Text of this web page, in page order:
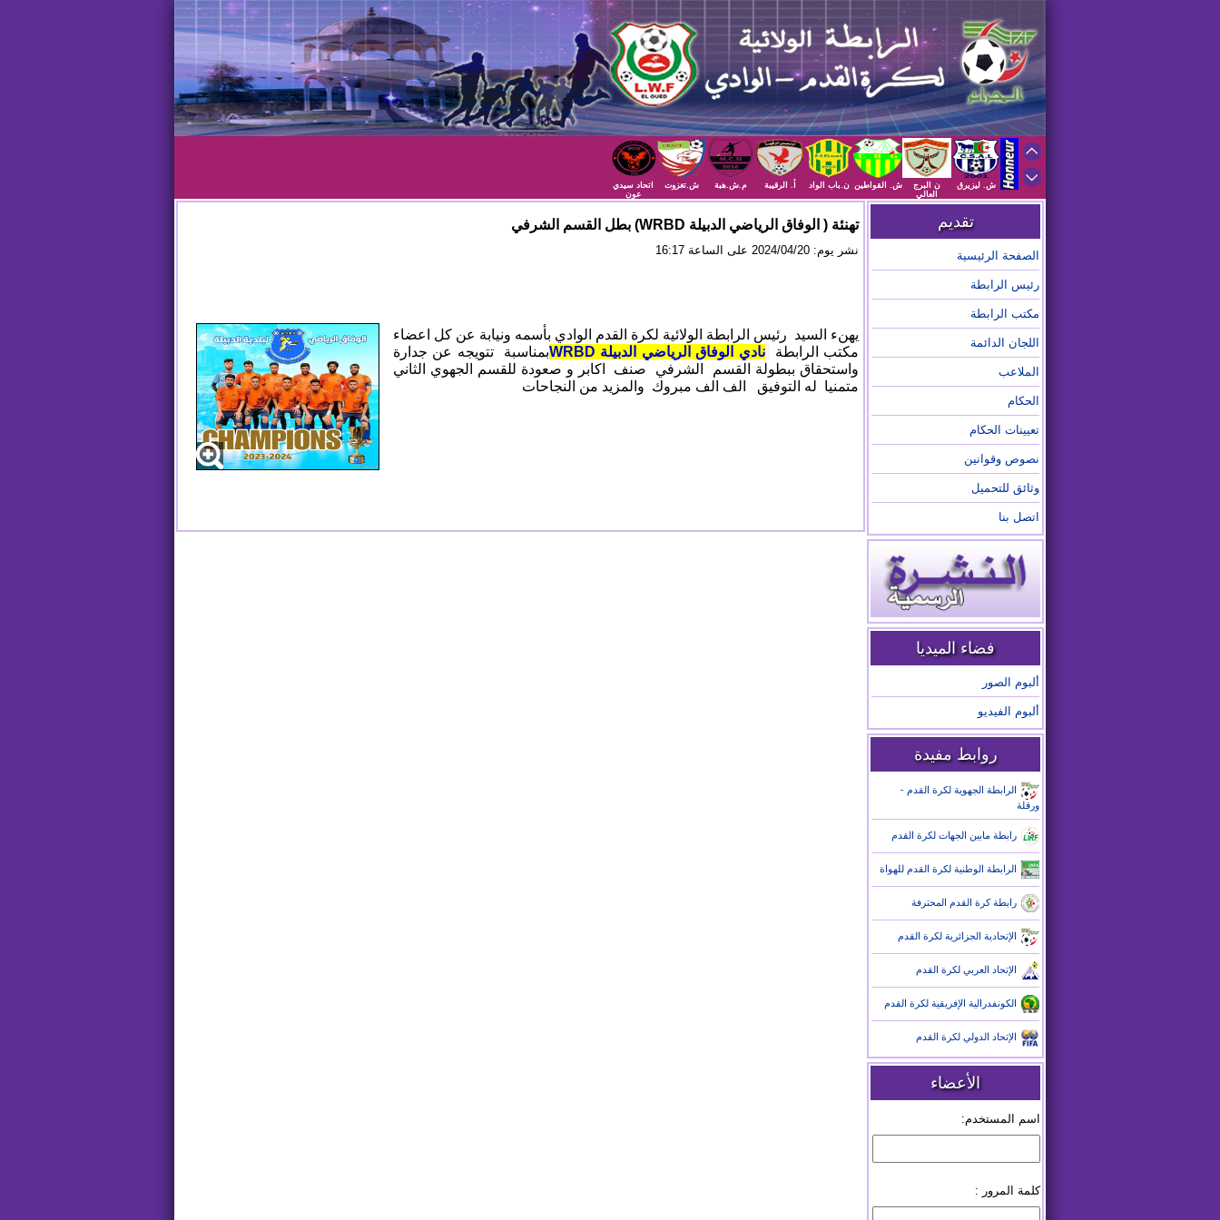
ش. ليزيرق
ن البرج
العالي
ش. القواطين ن.باب الواد أ. الرقيبة م.ش.هبة ش.تغزوت
اتحاد سيدي
عون
تقديم
الصفحة الرئيسية
رئيس الرابطة
مكتب الرابطة
اللجان الدائمة
الملاعب
الحكام
تعيينات الحكام
نصوص وقوانين
وثائق للتحميل
اتصل بنا
فضاء الميديا
ألبوم الصور
ألبوم الفيديو
روابط مفيدة
الرابطة الجهوية لكرة القدم -
ورقلة
رابطة مابين الجهات لكرة القدم
الرابطة الوطنية لكرة القدم للهواة
رابطة كرة القدم المحترفة
الإتحادية الجزائرية لكرة القدم
الإتحاد العربي لكرة القدم
الكونفدرالية الإفريقية لكرة القدم
الإتحاد الدولي لكرة القدم
الأعضاء
اسم المستخدم:
كلمة المرور :
تهنئة ( الوفاق الرياضي الدبيلة WRBD) بطل القسم الشرفي
نشر يوم: 2024/04/20 على الساعة 16:17
يهنء السيد رئيس الرابطة الولائية لكرة القدم الوادي بأسمه ونيابة عن كل اعضاء
مكتب الرابطة
نادي الوفاق الرياضي الدبيلة WRBDبمناسبة تتويجه عن جدارة
واستحقاق ببطولة القسم الشرفي صنف اكابر و صعودة للقسم الجهوي الثاني
متمنيا له التوفيق الف الف مبروك والمزيد من النجاحات